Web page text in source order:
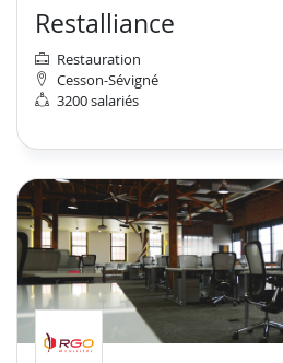
Restalliance
Restauration
Cesson-Sévigné
3200 salariés